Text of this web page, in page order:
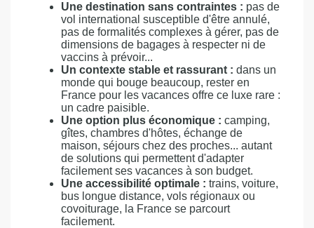
Une destination sans contraintes : pas de
vol international susceptible d'être annulé,
pas de formalités complexes à gérer, pas de
dimensions de bagages à respecter ni de
vaccins à prévoir...
Un contexte stable et rassurant : dans un
monde qui bouge beaucoup, rester en
France pour les vacances offre ce luxe rare :
un cadre paisible.
Une option plus économique : camping,
gîtes, chambres d'hôtes, échange de
maison, séjours chez des proches... autant
de solutions qui permettent d'adapter
facilement ses vacances à son budget.
Une accessibilité optimale : trains, voiture,
bus longue distance, vols régionaux ou
covoiturage, la France se parcourt
facilement.